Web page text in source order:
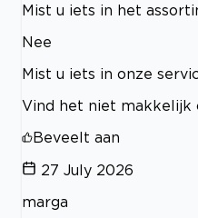
Mist u iets in het
Nee
Mist u iets in onze
Vind het niet makkelijk
Beveelt aan
27 July 2026
marga